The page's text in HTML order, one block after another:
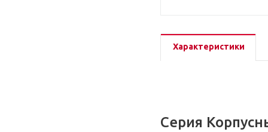
Характеристики
Серия